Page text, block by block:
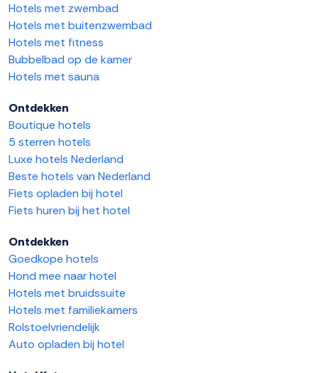
Hotels met zwembad
Hotels met buitenzwembad
Hotels met fitness
Bubbelbad op de kamer
Hotels met sauna
Ontdekken
Boutique hotels
5 sterren hotels
Luxe hotels Nederland
Beste hotels van Nederland
Fiets opladen bij hotel
Fiets huren bij het hotel
Ontdekken
Goedkope hotels
Hond mee naar hotel
Hotels met bruidssuite
Hotels met familiekamers
Rolstoelvriendelijk
Auto opladen bij hotel